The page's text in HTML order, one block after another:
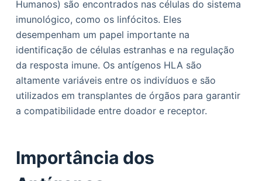
Humanos) são encontrados nas células do sistema
imunológico, como os linfócitos. Eles
desempenham um papel importante na
identificação de células estranhas e na regulação
da resposta imune. Os antígenos HLA são
altamente variáveis entre os indivíduos e são
utilizados em transplantes de órgãos para garantir
a compatibilidade entre doador e receptor.
Importância dos